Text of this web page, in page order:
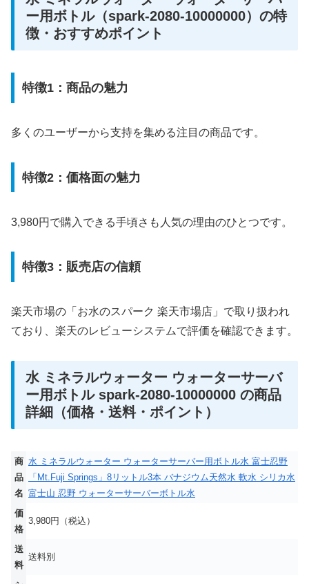
ー用ボトル（spark-2080-10000000）の特
徴・おすすめポイント
特徴1：商品の魅力
多くのユーザーから支持を集める注目の商品です。
特徴2：価格面の魅力
3,980円で購入できる手頃さも人気の理由のひとつです。
特徴3：販売店の信頼
楽天市場の「お水のスパーク 楽天市場店」で取り扱われ
ており、楽天のレビューシステムで評価を確認できます。
水 ミネラルウォーター ウォーターサーバ
ー用ボトル spark-2080-10000000 の商品
詳細（価格・送料・ポイント）
商
品
名
水 ミネラルウォーター ウォーターサーバー用ボトル水 富士忍野
「Mt.Fuji Springs」8リットル3本 バナジウム天然水 軟水 シリカ水
富士山 忍野 ウォーターサーバーボトル水
価
格
3,980円（税込）
送
料
送料別